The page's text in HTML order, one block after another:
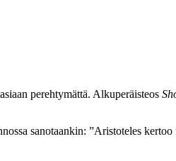
perehtymättä. Alkuperäisteos
sanotaankin: ”Aristoteles kertoo